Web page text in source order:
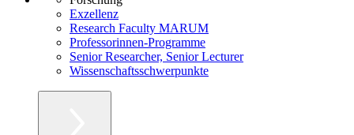
Exzellenz
Research Faculty MARUM
Professorinnen-Programme
Senior Researcher, Senior Lecturer
Wissenschaftsschwerpunkte